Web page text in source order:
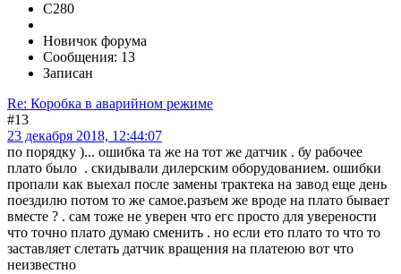
C280
Новичок форума
Сообщения: 13
Записан
Re: Коробка в аварийном режиме
#13
23 декабря 2018, 12:44:07
по порядку )... ошибка та же на тот же датчик . бу рабочее
плато было . скидывали дилерским оборудованием. ошибки
пропали как выехал после замены трактека на завод еще день
поездилю потом то же самое.разъем же вроде на плато бывает
вместе ? . сам тоже не уверен что егс просто для уверености
что точно плато думаю сменить . но если ето плато то что то
заставляет слетать датчик вращения на платеюю вот что
неизвестно